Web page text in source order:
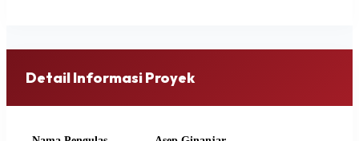
Detail Informasi Proyek